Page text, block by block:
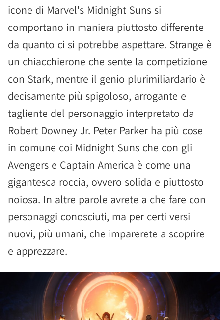
icone di Marvel's Midnight Suns si
comportano in maniera piuttosto differente
da quanto ci si potrebbe aspettare. Strange è
un chiacchierone che sente la competizione
con Stark, mentre il genio plurimiliardario è
decisamente più spigoloso, arrogante e
tagliente del personaggio interpretato da
Robert Downey Jr. Peter Parker ha più cose
in comune coi Midnight Suns che con gli
Avengers e Captain America è come una
gigantesca roccia, ovvero solida e piuttosto
noiosa. In altre parole avrete a che fare con
personaggi conosciuti, ma per certi versi
nuovi, più umani, che imparerete a scoprire
e apprezzare.